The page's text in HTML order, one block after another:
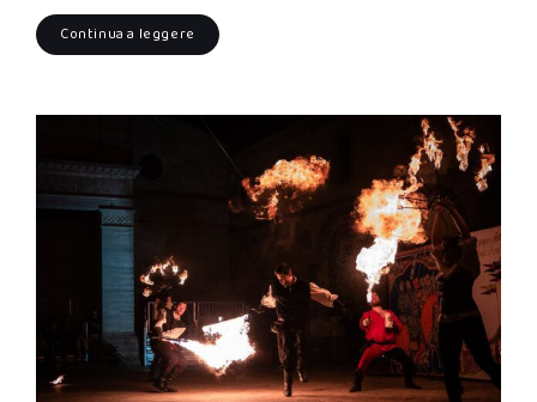
Continua a leggere